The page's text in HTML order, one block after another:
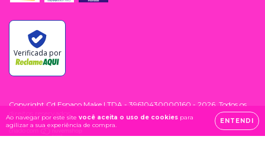
Ao navegar por este site você aceita o uso de cookies para
agilizar a sua experiência de compra.
ENTENDI
Verificada por
Copyright Cd Espaco Make LTDA - 39610430000160 - 2026. Todos os